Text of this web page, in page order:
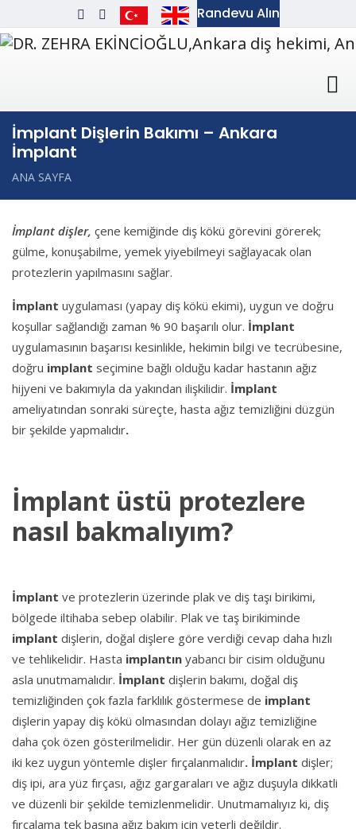
Randevu Alın
İmplant Dişlerin Bakımı – Ankara
İmplant
ANA SAYFA
İmplant dişler, çene kemiğinde diş kökü görevini görerek;
gülme, konuşabilme, yemek yiyebilmeyi sağlayacak olan
protezlerin yapılmasını sağlar.
İmplant uygulaması (yapay diş kökü ekimi), uygun ve doğru
koşullar sağlandığı zaman % 90 başarılı olur. İmplant
uygulamasının başarısı kesinlikle, hekimin bilgi ve tecrübesine,
doğru implant seçimine bağlı olduğu kadar hastanın ağız
hijyeni ve bakımıyla da yakından ilişkilidir. İmplant
ameliyatından sonraki süreçte, hasta ağız temizliğini düzgün
bir şekilde yapmalıdır.
İmplant üstü protezlere
nasıl bakmalıyım?
İmplant ve protezlerin üzerinde plak ve diş taşı birikimi,
bölgede iltihaba sebep olabilir. Plak ve taş birikiminde
implant dişlerin, doğal dişlere göre verdiği cevap daha hızlı
ve tehlikelidir. Hasta implantın yabancı bir cisim olduğunu
asla unutmamalıdır. İmplant dişlerin bakımı, doğal diş
temizliğinden çok fazla farklılık göstermese de implant
dişlerin yapay diş kökü olmasından dolayı ağız temizliğine
daha çok özen gösterilmelidir. Her gün düzenli olarak en az
iki kez uygun yöntemle dişler fırçalanmalıdır. İmplant dişler;
diş ipi, ara yüz fırçası, ağız gargaraları ve ağız duşuyla dikkatli
ve düzenli bir şekilde temizlenmelidir. Unutmamalıyız ki, diş
fırçalama tek başına ağız bakım için yeterli değildir.